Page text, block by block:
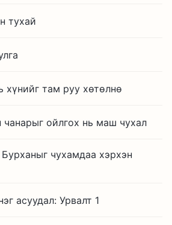
тухай
хүнийг там руу хөтөлнө
чанарыг ойлгох нь маш чухал
чухамдаа хэрхэн
асуудал: Урвалт 1